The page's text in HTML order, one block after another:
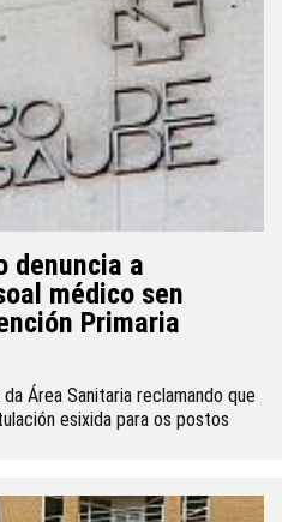
denuncia a
médico sen
Primaria
Área Sanitaria reclamando que
esixida para os postos